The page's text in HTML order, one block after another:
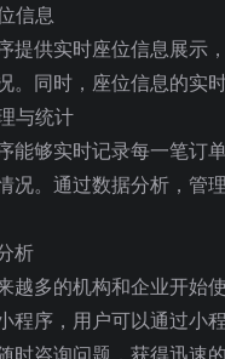
信息
提供实时座位信息展示
。同时，座位信息的实
与统计
能够实时记录每一笔订
况。通过数据分析，管
析
越多的机构和企业开始
程序，用户可以通过小